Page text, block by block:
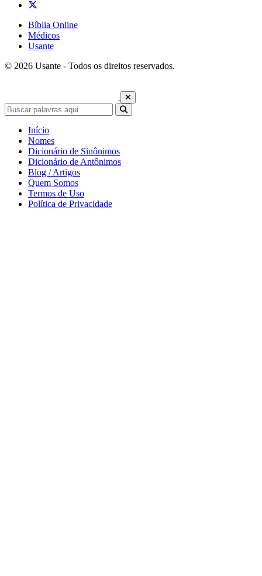
Bíblia Online
Médicos
Usante
© 2026 Usante - Todos os direitos reservados.
Início
Nomes
Dicionário de Sinônimos
Dicionário de Antônimos
Blog / Artigos
Quem Somos
Termos de Uso
Política de Privacidade